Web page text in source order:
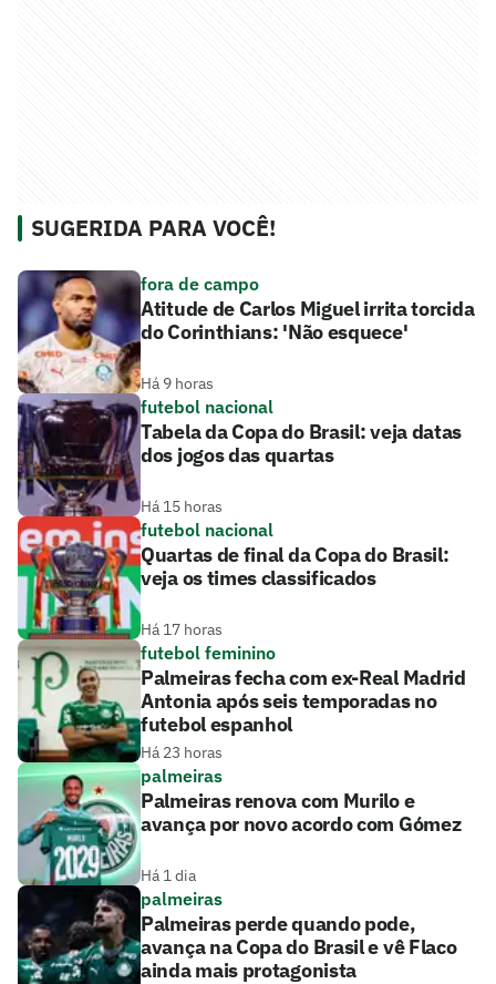
SUGERIDA PARA VOCÊ!
fora de campo
Atitude de Carlos Miguel irrita torcida
do Corinthians: 'Não esquece'
Há 9 horas
futebol nacional
Tabela da Copa do Brasil: veja datas
dos jogos das quartas
Há 15 horas
futebol nacional
Quartas de final da Copa do Brasil:
veja os times classificados
Há 17 horas
futebol feminino
Palmeiras fecha com ex-Real Madrid
Antonia após seis temporadas no
futebol espanhol
Há 23 horas
palmeiras
Palmeiras renova com Murilo e
avança por novo acordo com Gómez
Há 1 dia
palmeiras
Palmeiras perde quando pode,
avança na Copa do Brasil e vê Flaco
ainda mais protagonista